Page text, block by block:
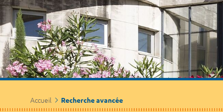
Accueil Recherche avancée